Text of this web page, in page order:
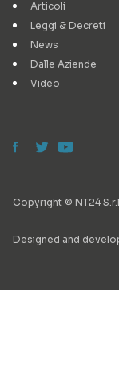
Articoli
Leggi & Decreti
News
Dalle Aziende
Video
Copyright © NT24
Designed and